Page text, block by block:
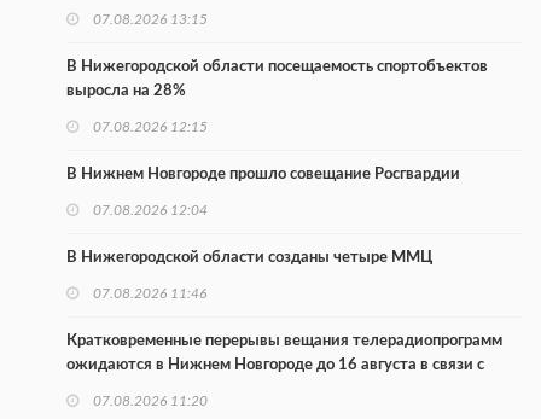
07.08.2026 13:15
В Нижегородской области посещаемость спортобъектов
выросла на 28%
07.08.2026 12:15
В Нижнем Новгороде прошло совещание Росгвардии
07.08.2026 12:04
В Нижегородской области созданы четыре ММЦ
07.08.2026 11:46
Кратковременные перерывы вещания телерадиопрограмм
ожидаются в Нижнем Новгороде до 16 августа в связи с
07.08.2026 11:20